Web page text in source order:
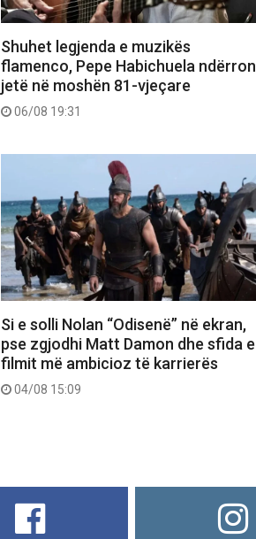
Shuhet legjenda e muzikës
flamenco, Pepe Habichuela ndërron
jetë në moshën 81-vjeçare
06/08 19:31
Si e solli Nolan “Odisenë” në ekran,
pse zgjodhi Matt Damon dhe sfida e
filmit më ambicioz të karrierës
04/08 15:09